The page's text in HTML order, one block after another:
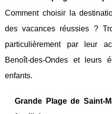
Comment choisir la
des vacances réussies ?
particulièrement par leur
Benoît-des-Ondes et leurs
enfants.
Grande Plage de Saint-